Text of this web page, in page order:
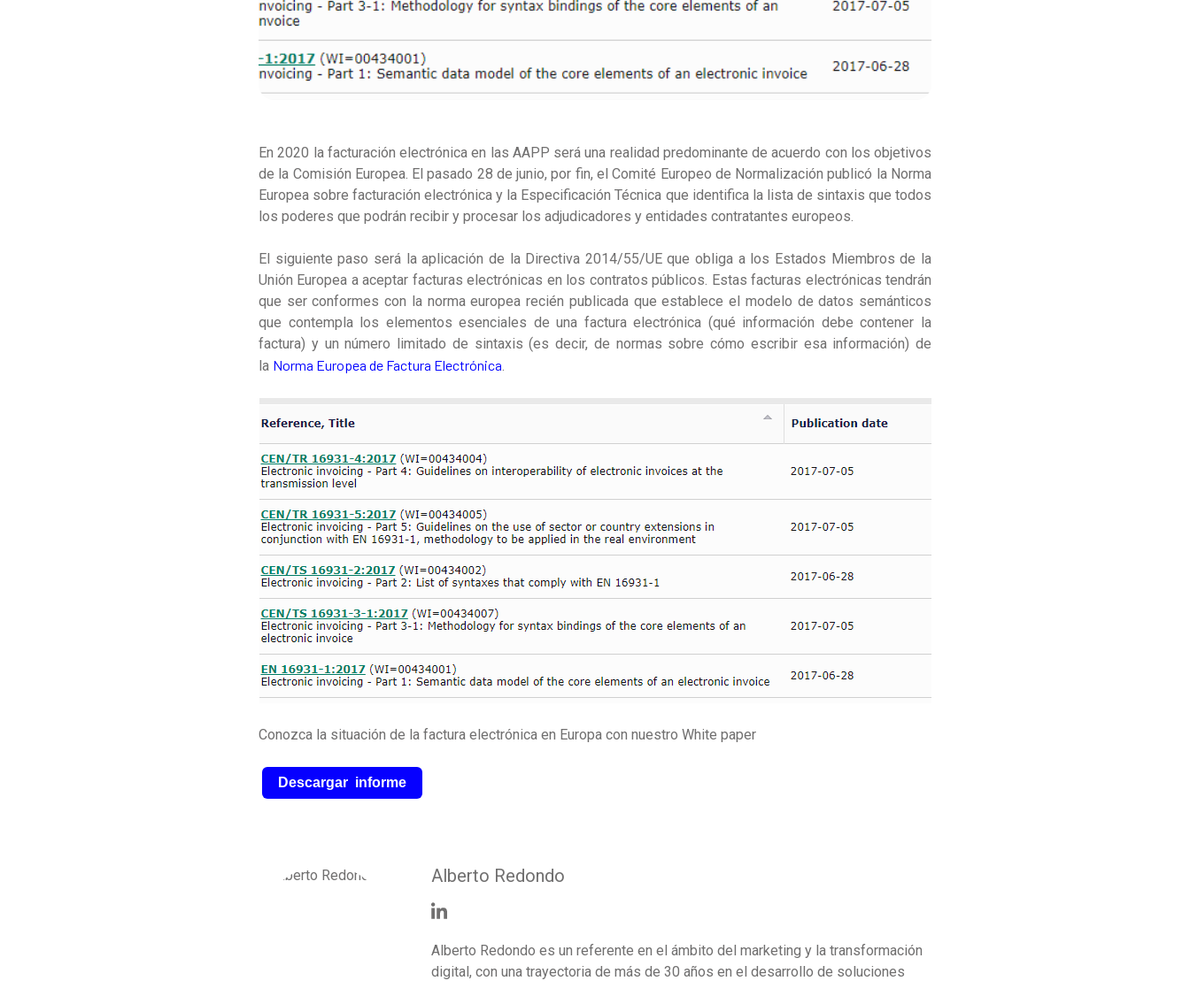
En 2020 la facturación electrónica en las AAPP será una realidad predominante de acuerdo con los objetivos
de la Comisión Europea. El pasado 28 de junio, por fin, el Comité Europeo de Normalización publicó la Norma
Europea sobre facturación electrónica y la Especificación Técnica que identifica la lista de sintaxis que todos
los poderes que podrán recibir y procesar los adjudicadores y entidades contratantes europeos.
El siguiente paso será la aplicación de la Directiva 2014/55/UE que obliga a los Estados Miembros de la
Unión Europea a aceptar facturas electrónicas en los contratos públicos. Estas facturas electrónicas tendrán
que ser conformes con la norma europea recién publicada que establece el modelo de datos semánticos
que contempla los elementos esenciales de una factura electrónica (qué información debe contener la
factura) y un número limitado de sintaxis (es decir, de normas sobre cómo escribir esa información) de
la Norma Europea de Factura Electrónica.
Conozca la situación de la factura electrónica en Europa con nuestro White paper
Descargar informe
Alberto Redondo
Alberto Redondo es un referente en el ámbito del marketing y la transformación
digital, con una trayectoria de más de 30 años en el desarrollo de soluciones